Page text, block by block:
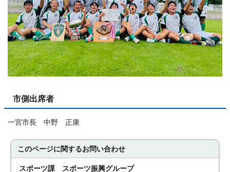
市側出席者
一宮市長 中野 正康
このページに関するお問い合わせ
スポーツ課 スポーツ振興グループ